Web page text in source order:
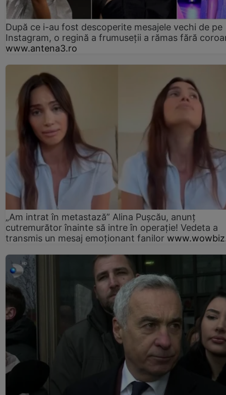
După ce i-au fost descoperite mesajele vechi de pe
Instagram, o regină a frumuseții a rămas fără
www.antena3.ro
„Am intrat în metastază” Alina Pușcău, anunț
cutremurător înainte să intre în operație! Vedeta a
transmis un mesaj emoționant fanilor